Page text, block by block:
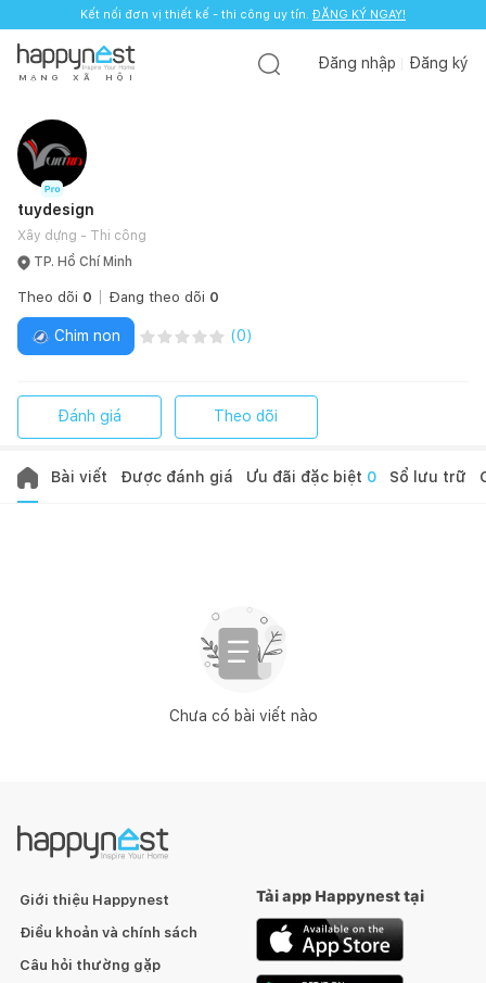
Kết nối đơn vị thiết kế - thi công uy tín. ĐĂNG KÝ NGAY!
M Ạ N G X Ã H Ộ I
Đăng nhập Đăng ký
tuydesign
Xây dựng - Thi công
TP. Hồ Chí Minh
Theo dõi 0 Đang theo dõi 0
Chim non (0)
Đánh giá Theo dõi
Bài viết Được đánh giá Ưu đãi đặc biệt 0 Sổ lưu trữ
Chưa có bài viết nào
Giới thiệu Happynest
Điều khoản và chính sách
Câu hỏi thường gặp
Tải app Happynest tại